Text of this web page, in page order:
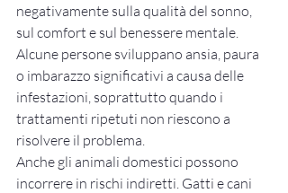
negativamente sulla qualità del sonno,
sul comfort e sul benessere mentale.
Alcune persone sviluppano ansia, paura
o imbarazzo significativi a causa delle
infestazioni, soprattutto quando i
trattamenti ripetuti non riescono a
risolvere il problema.
Anche gli animali domestici possono
incorrere in rischi indiretti. Gatti e cani